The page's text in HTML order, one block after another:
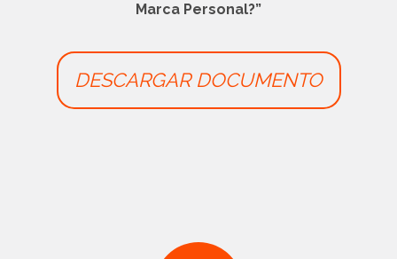
Marca Personal?”
DESCARGAR DOCUMENTO